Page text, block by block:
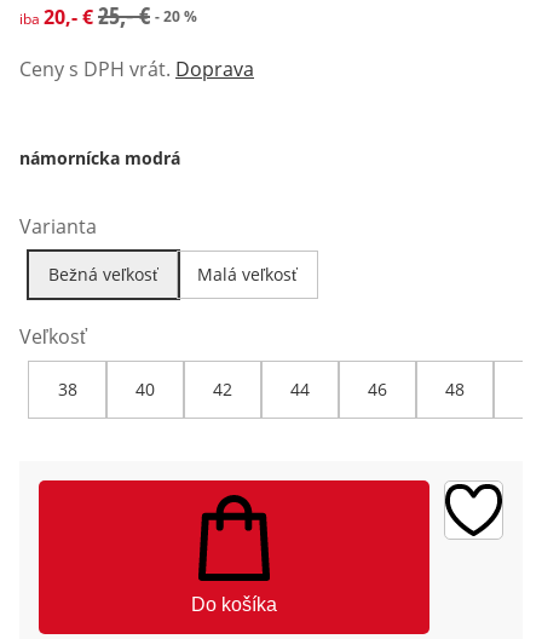
zľavnená cena: 20,- €, predchádzajúca cena: 25,- €
iba 20,- €25,- € - 20 %
Ceny s DPH vrát. Doprava
námornícka modrá
Varianta
Bežná veľkosť Malá veľkosť
Veľkosť
38 40 42 44 46 48
Do košíka